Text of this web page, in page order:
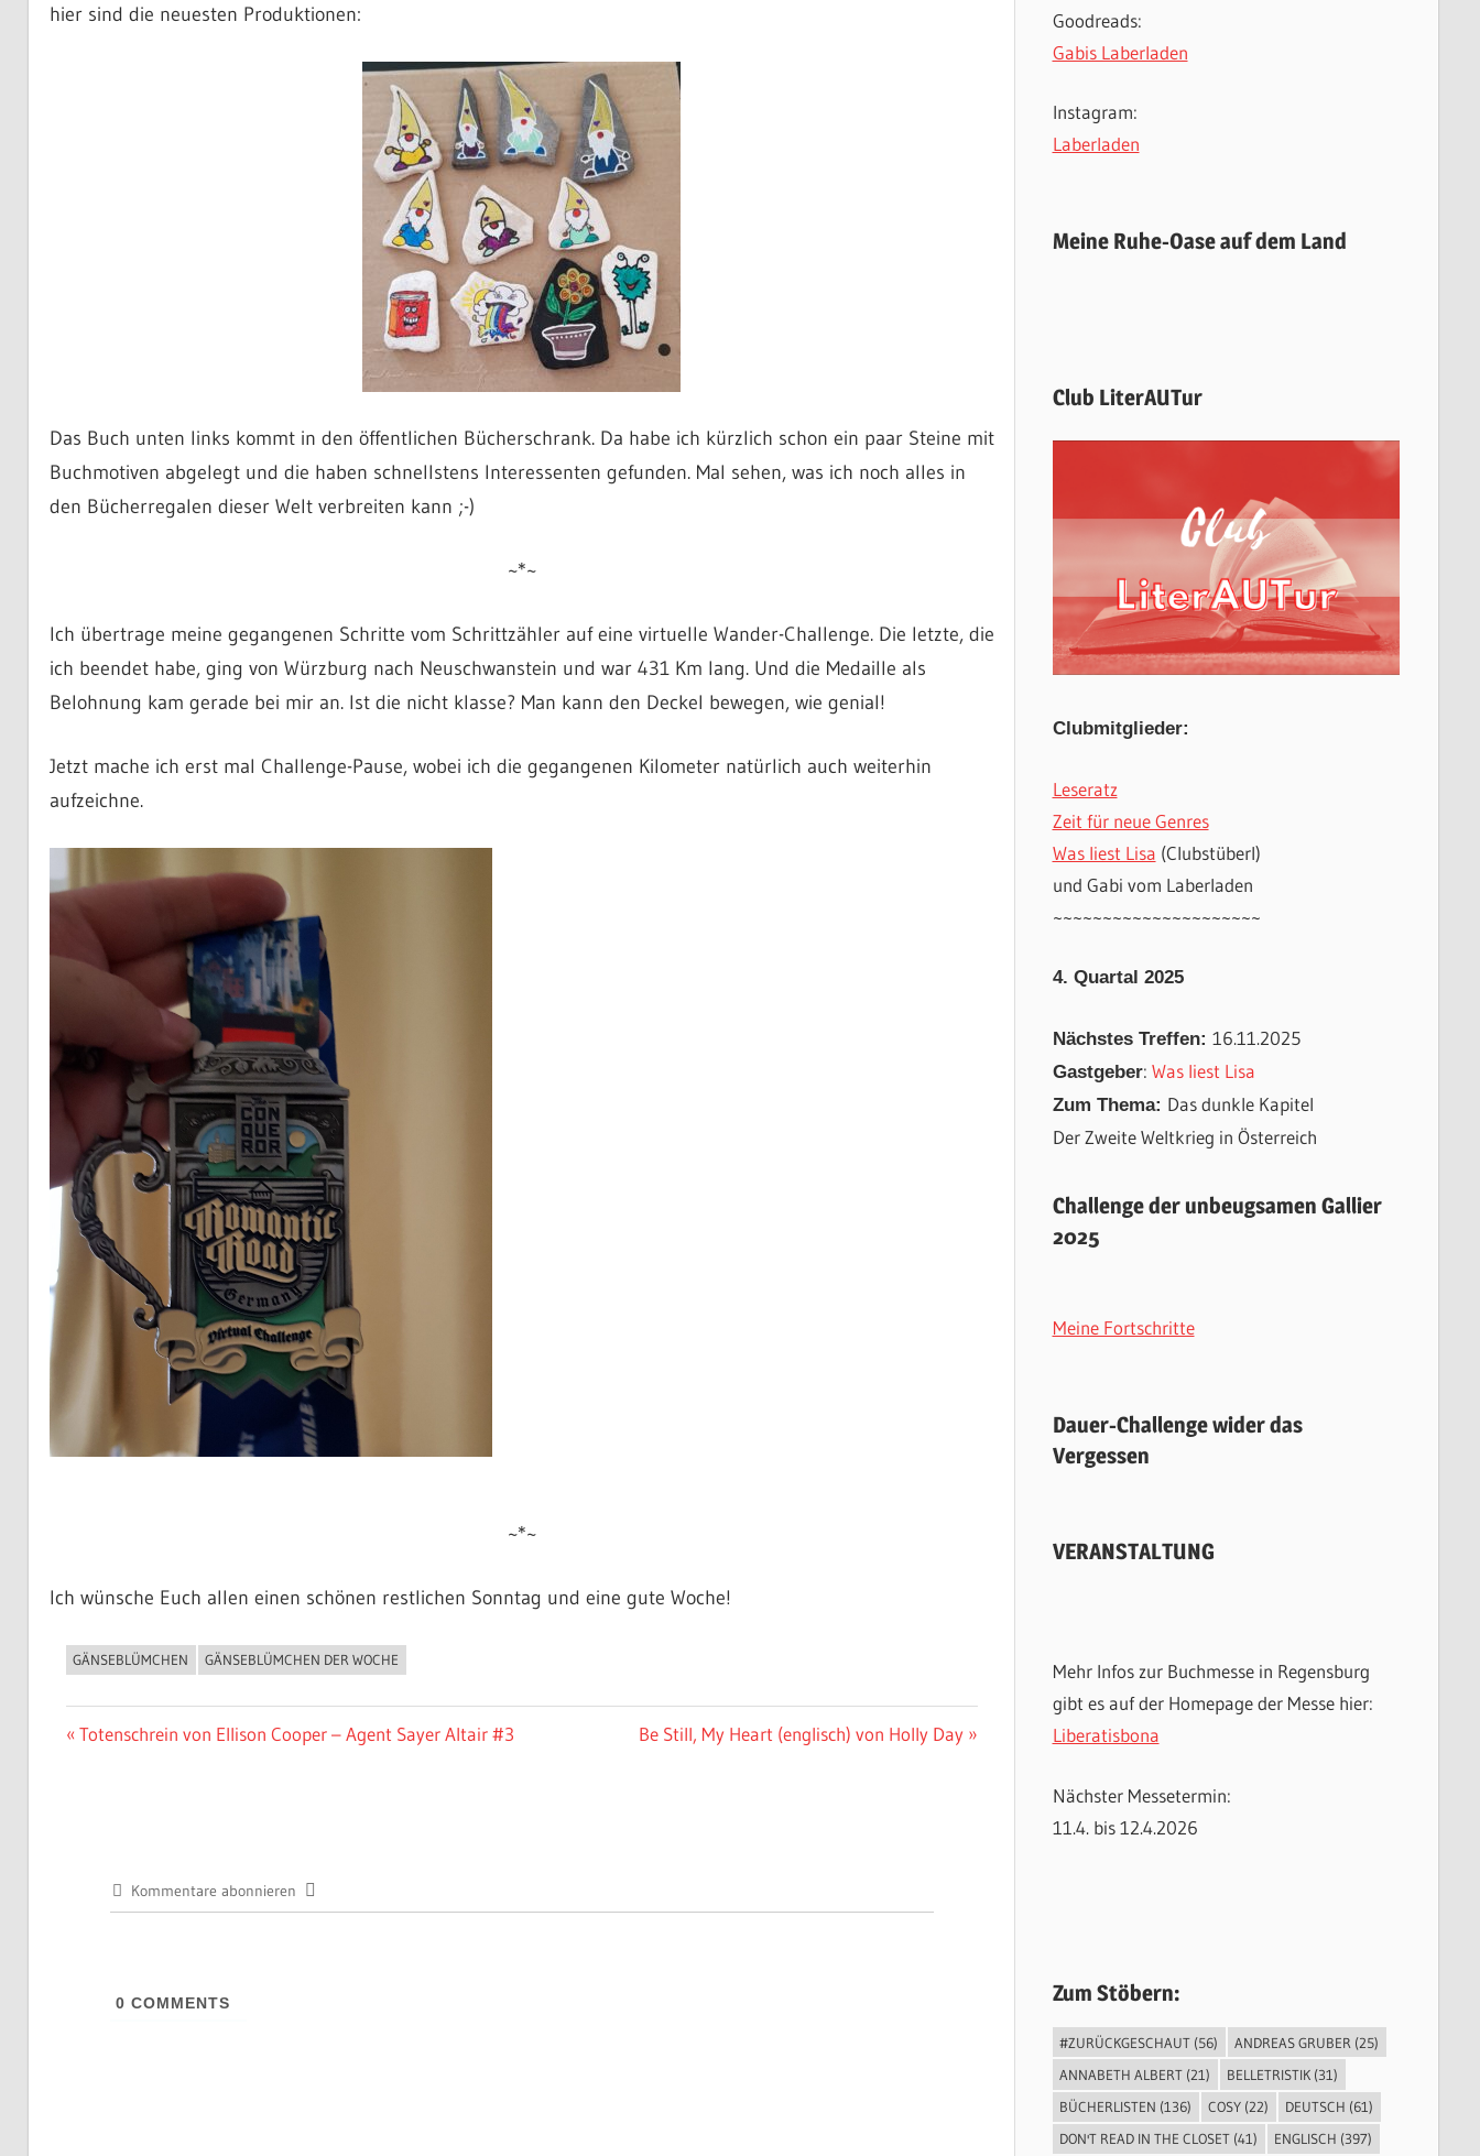
hier sind die neuesten Produktionen:
Das Buch unten links kommt in den öffentlichen Bücherschrank. Da habe ich kürzlich schon ein paar Steine mit
Buchmotiven abgelegt und die haben schnellstens Interessenten gefunden. Mal sehen, was ich noch alles in
den Bücherregalen dieser Welt verbreiten kann ;-)
~*~
Ich übertrage meine gegangenen Schritte vom Schrittzähler auf eine virtuelle Wander-Challenge. Die letzte, die
ich beendet habe, ging von Würzburg nach Neuschwanstein und war 431 Km lang. Und die Medaille als
Belohnung kam gerade bei mir an. Ist die nicht klasse? Man kann den Deckel bewegen, wie genial!
Jetzt mache ich erst mal Challenge-Pause, wobei ich die gegangenen Kilometer natürlich auch weiterhin
aufzeichne.
~*~
Ich wünsche Euch allen einen schönen restlichen Sonntag und eine gute Woche!
BUCHIGES
GÄNSEBLÜMCHEN GÄNSEBLÜMCHEN DER WOCHE
Beitragsnavigation
Vorheriger
Totenschrein von Ellison Cooper – Agent Sayer Altair #3
Nächster
Be Still, My Heart (englisch) von Holly Day
Kommentare abonnieren
0 COMMENTS
Goodreads:
Gabis Laberladen
Instagram:
Laberladen
Meine Ruhe-Oase auf dem Land
Club LiterAUTur
Clubmitglieder:
Leseratz
Zeit für neue Genres
Was liest Lisa (Clubstüberl)
und Gabi vom Laberladen
~~~~~~~~~~~~~~~~~~~~~
4. Quartal 2025
Nächstes Treffen: 16.11.2025
Gastgeber: Was liest Lisa
Zum Thema: Das dunkle Kapitel
Der Zweite Weltkrieg in Österreich
Challenge der unbeugsamen Gallier
2025
Meine Fortschritte
Dauer-Challenge wider das
Vergessen
VERANSTALTUNG
Mehr Infos zur Buchmesse in Regensburg
gibt es auf der Homepage der Messe hier:
Liberatisbona
Nächster Messetermin:
11.4. bis 12.4.2026
Zum Stöbern:
#ZURÜCKGESCHAUT (56) ANDREAS GRUBER (25)
ANNABETH ALBERT (21) BELLETRISTIK (31)
BÜCHERLISTEN (136) COSY (22) DEUTSCH (61)
DON'T READ IN THE CLOSET (41) ENGLISCH (397)